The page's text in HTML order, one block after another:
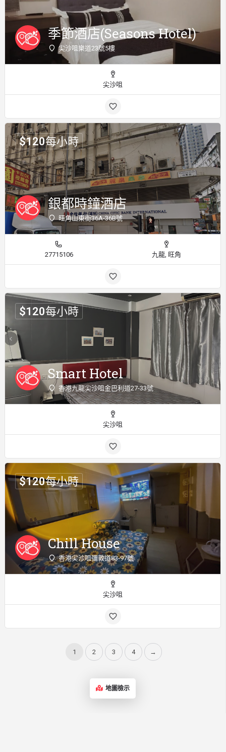
季節酒店(Seasons Hotel)
尖沙咀樂道23號5樓
尖沙咀
銀都時鐘酒店
旺角山東街36A-36B號
$120每小時
27715106 九龍, 旺角
Smart Hotel
香港九龍尖沙咀金巴利道27-33號
$120每小時
尖沙咀
Chill House
香港尖沙咀彌敦道83-97號
$120每小時
尖沙咀
1 2 3 4 →
地圖檢示